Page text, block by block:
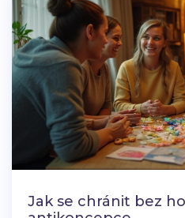
Jak se chránit bez